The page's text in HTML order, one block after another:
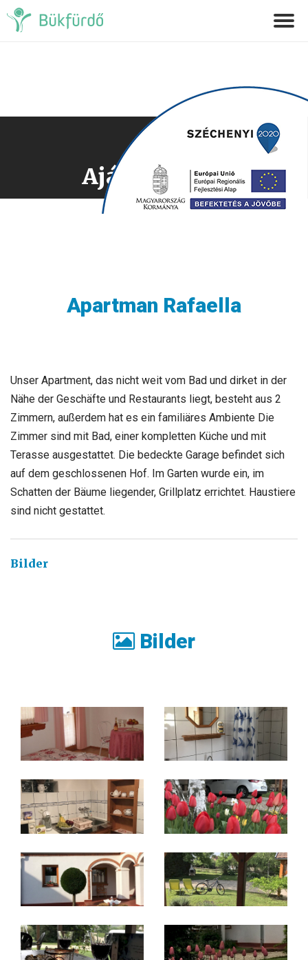
Ajánlatkérés
Apartman Rafaella
Unser Apartment, das nicht weit vom Bad und dirket in der
Nähe der Geschäfte und Restaurants liegt, besteht aus 2
Zimmern, außerdem hat es ein familiäres Ambiente Die
Zimmer sind mit Bad, einer kompletten Küche und mit
Terasse ausgestattet. Die bedeckte Garage befindet sich
auf dem geschlossenen Hof. Im Garten wurde ein, im
Schatten der Bäume liegender, Grillplatz errichtet. Haustiere
sind nicht gestattet.
Bilder
Bilder